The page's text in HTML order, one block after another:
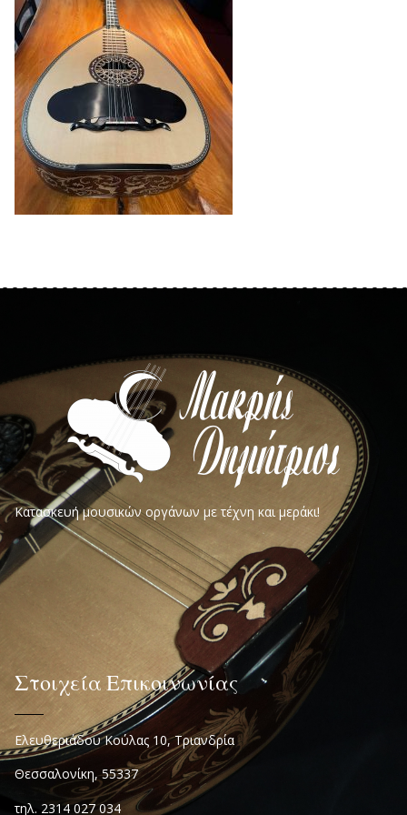
Κατασκευή μουσικών οργάνων με τέχνη και μεράκι!
Στοιχεία Επικοινωνίας
Ελευθεριάδου Κούλας 10, Τριανδρία
Θεσσαλονίκη, 55337
τηλ. 2314 027 034